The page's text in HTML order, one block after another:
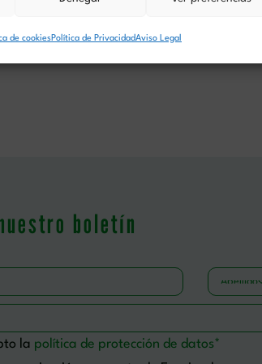
de cookiesPolítica de PrivacidadAviso Legal
suelo. Esa misma tarde, fue fusilado junto
a la Inmaculada. Sus restos reposan en
octubre de 2013 en Tarragona.
boletín
la política de protección de datos*
vacío.